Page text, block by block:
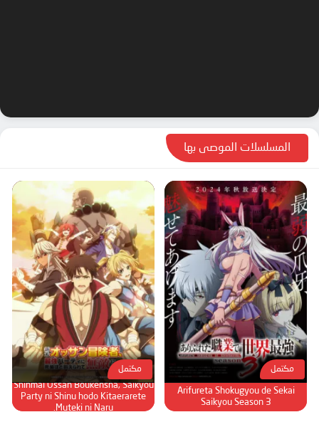
الحلقة 69
الحلقة 71
الحلقة 72
الحلقة 73
الحلقة 74
الحلقة 75
الحلقة 76
الحلقة 77
الحلقة 78
الحلقة 79
الحلقة 80
المسلسلات الموصى بها
مكتمل
Arifureta Shokugyou de Sekai
Saikyou Season 3
مكتمل
Shinmai Ossan Boukensha, Saikyou
Party ni Shinu hodo Kitaerarete
Muteki ni Naru.